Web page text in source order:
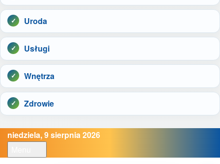
Uroda
Usługi
Wnętrza
Zdrowie
niedziela, 9 sierpnia 2026